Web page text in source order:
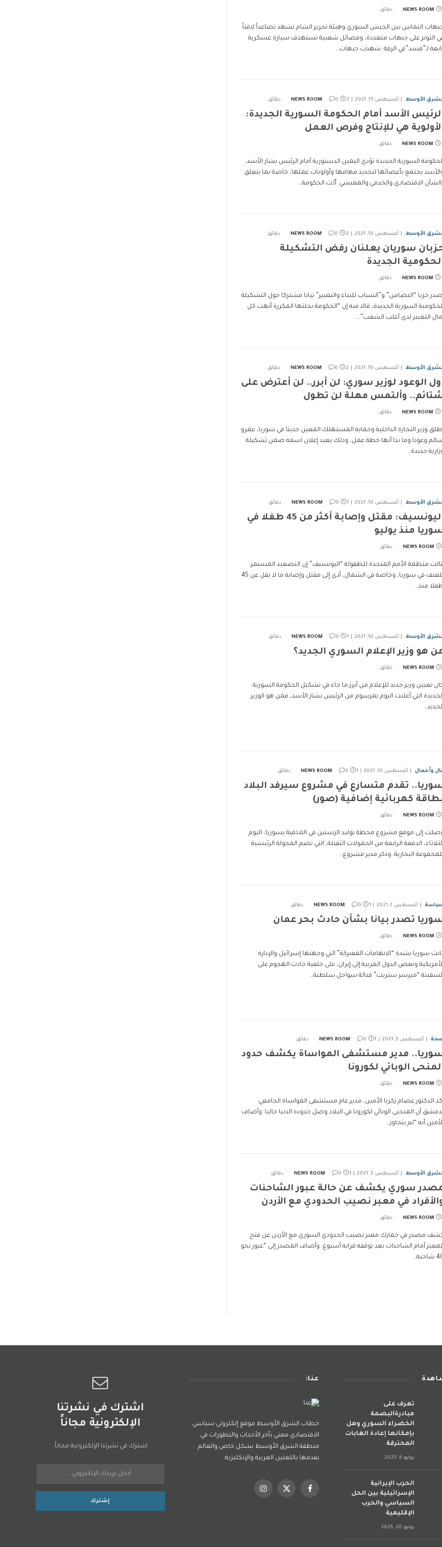
NEWS ROOM
التماس بين الجيش السوري وهيئة تحرير الشام تشهد تصاعداً لافتاً
التوتر على جبهات متعددة، وفصائل شعبية تستهدف سيارة عسكرية
لـ”قسد”في الرقة. شهدت جبهات…
الأوسط أغسطس 15, 2021 NEWS ROOM 0 2 دقائق
الأسد أمام الحكومة السورية الجديدة:
هي للإنتاج وفرص العمل
NEWS ROOM
السورية الجديدة تؤدي اليمين الدستورية أمام الرئيس بشار الأسد.
يجتمع بأعضائها لتحديد مهامها وأولويات عملها، خاصة بما يتعلق
الاقتصادي والخدمي والمعيشي. أدّت الحكومة…
الأوسط أغسطس 10, 2021 NEWS ROOM 0 2 دقائق
سوريان يعلنان رفض التشكيلة
الجديدة
NEWS ROOM
حزبا “التضامن” و”الشباب للبناء والتغيير” بيانا مشتركا حول التشكيلة
السورية الجديدة، قالا فيه إن “الحكومة بحلتها المكررة أنهت كل
التغيير لدى أغلب الشعب”.…
الأوسط أغسطس 10, 2021 NEWS ROOM 0 2 دقائق
الوعود لوزير سوري: لن أبرر.. لن أعترض على
وألتمس مهلة لن تطول
NEWS ROOM
وزير التجارة الداخلية وحماية المستهلك المعين حديثا في سوريا، عمرو
وعودا وما بدا أنها خطة عمل، وذلك بعيد إعلان اسمه ضمن تشكيلة
جديدة…
الأوسط أغسطس 10, 2021 NEWS ROOM 0 1 دقائق
اليونسيف: مقتل وإصابة أكثر من 45 طفلا في
منذ يوليو
NEWS ROOM
منظمة الأمم المتحدة للطفولة “اليونسيف” إن التصعيد المستمر
للعنف في سوريا، وخاصة في الشمال، أدى إلى مقتل وإصابة ما لا يقل عن 45
منذ…
الأوسط أغسطس 10, 2021 NEWS ROOM 0 1 دقائق
هو وزير الإعلام السوري الجديد؟
NEWS ROOM
تعيين وزير جديد للإعلام من أبرز ما جاء في تشكيل الحكومة السورية
التي أعلنت اليوم بمرسوم من الرئيس بشار الأسد، فمن هو الوزير
وأعمال أغسطس 10, 2021 NEWS ROOM 0 1 دقائق
تقدم متسارع في مشروع سيرفد البلاد
كهربائية إضافية (صور)
NEWS ROOM
إلى موقع مشروع محطة توليد الرستين في اللاذقية بسوريا، اليوم
الدفعة الرابعة من الحمولات الثقيلة، التي تضم المحولة الرئيسية
البخارية. وذكر مدير مشروع…
أغسطس 7, 2021 NEWS ROOM 0 1 دقائق
تصدر بيانا بشأن حادث بحر عمان
NEWS ROOM
سوريا بشدة “الاتهامات المفبركة” التي وجهتها إسرائيل والإدارة
وبعض الدول الغربية إلى إيران، على خلفية حادث الهجوم على
“ميرسر ستريت” قبالة سواحل سلطنة…
أغسطس 5, 2021 NEWS ROOM 0 1 دقائق
مدير مستشفى المواساة يكشف حدود
الوبائي لكورونا
NEWS ROOM
الدكتور عصام زكريا الأمين، مدير عام مستشفى المواساة الجامعي
أن المنحنى الوبائي لكورونا في البلاد وصل حدوده الدنيا حاليا. وأضاف
أنه “لم يتجاوز…
الأوسط أغسطس 5, 2021 NEWS ROOM 0 1 دقائق
سوري يكشف عن حالة عبور الشاحنات
في معبر نصيب الحدودي مع الأردن
NEWS ROOM
مصدر في جمارك معبر نصيب الحدودي السوري مع الأردن عن فتح
أمام الشاحنات بعد توقفه قرابة أسبوع. وأضاف المصدر إلى “عبور نحو
تعرف على
مبادرةالبصمة
الخضراء السوري وهل
بإمكانها إعادة الغابات
المحترقة
يوليو 6, 2025
الحرب الإيرانية
الإسرائيلية بين الحل
السياسي والحرب
الإقليمية
يونيو 20, 2025
عنا:
خطاب الشرق الأوسط موقع إلكتروني سياسي
الاقتصادي معني بأخر الأحداث والتطورات في
منطقة الشرق الأوسط بشكل خاص والعالم
يقدمها باللغتين العربية والإنكليزية.
فيسبوكX
الانستغرام
اشترك في نشرتنا
الإلكترونية مجاناً
اشترك في نشرتنا الإلكترونية مجاناً.